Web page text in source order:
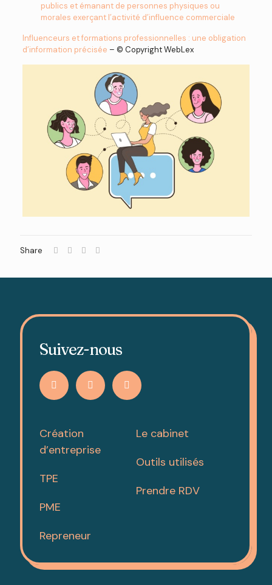
publics et émanant de personnes physiques ou
morales exerçant l’activité d’influence commerciale
Influenceurs et formations professionnelles : une obligation
d’information précisée – © Copyright WebLex
Share
Suivez-nous
Création
d’entreprise
TPE
PME
Repreneur
Le cabinet
Outils utilisés
Prendre RDV